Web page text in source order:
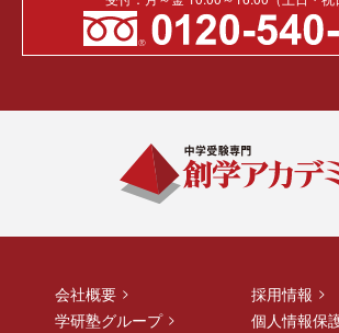
会社概要
採用情報
学研塾グループ
個人情報保